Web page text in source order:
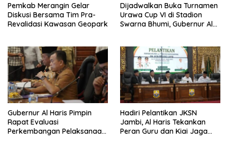
Pemkab Merangin Gelar
Diskusi Bersama Tim Pra-
Revalidasi Kawasan Geopark
Dijadwalkan Buka Turnamen
Urawa Cup VI di Stadion
Swarna Bhumi, Gubernur Al
Gubernur Al Haris Pimpin
Rapat Evaluasi
Perkembangan Pelaksanaan
Hadiri Pelantikan JKSN
Jambi, Al Haris Tekankan
Peran Guru dan Kiai Jaga